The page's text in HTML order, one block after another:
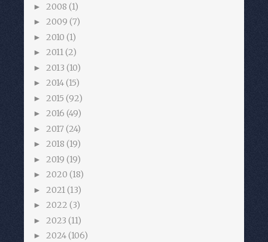
► 2008 (1)
► 2009 (7)
► 2010 (1)
► 2011(2)
► 2013 (10)
► 2014(15)
► 2015 (92)
► 2016 (49)
► 2017 (24)
► 2018 (19)
► 2019 (19)
► 2020 (18)
► 2021(13)
► 2022 (3)
► 2023 (11)
► 2024(106)